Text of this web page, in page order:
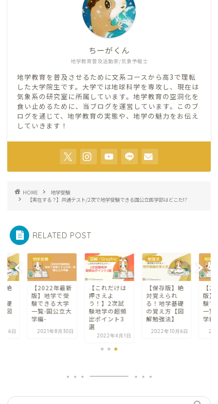
地学教育普及活動家/気象予報士
ちーがくん
地学教育を普及させるために文系コースから高3で理転
した大学院生です。大学では地球科学を専攻し、現在は
気象系の研究室に所属しています。地学教育の空洞化を
食い止めるために、当ブログを運営しています。このブ
ログを通じて、地学教育の実態や、地学の魅力をお伝え
していきます！
HOME
地学受験
【実在する？】共通テスト/2次で地学受験できる国公立医学部はどこだ!?
RELATED POST
絶
礎
図
月6日
地学受験
【2022年最新
版】地学で受
験できる大学
一覧-国公立大
学編-
2021年8月30日
図解 / Graphic
【これだけは
押さえよ
う！】2次試
験地学の超頻
出ポイント3
選
2022年4月1日
勉強法
【保存版】絶
対覚えられ
る！地学基礎
の覚え方【図
解勉強法】
2022年10月6日
地学受
【
版】
験で
一覧
学編-